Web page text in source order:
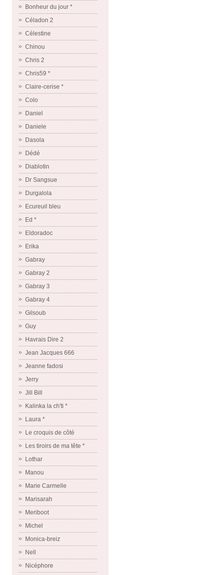
Bonheur du jour *
Céladon 2
Célestine
Chinou
Chris 2
Chris59 *
Claire-cerise *
Colo
Daniel
Daniele
Dasola
Dédé
Diablotin
Dr Sangsue
Durgalola
Ecureuil bleu
Ed *
Eldoradoc
Erika
Gabray
Gabray 2
Gabray 3
Gabray 4
Gilsoub
Guy
Havrais Dire 2
Jean Jacques 666
Jeanne fadosi
Jerry
Jill Bill
Kalinka la ch'ti *
Laura *
Le croquis de côté
Les tiroirs de ma tête *
Lothar
Manou
Marie Carmelle
Marisarah
Meriboot
Michel
Monica-breiz
Nell
Nicéphore